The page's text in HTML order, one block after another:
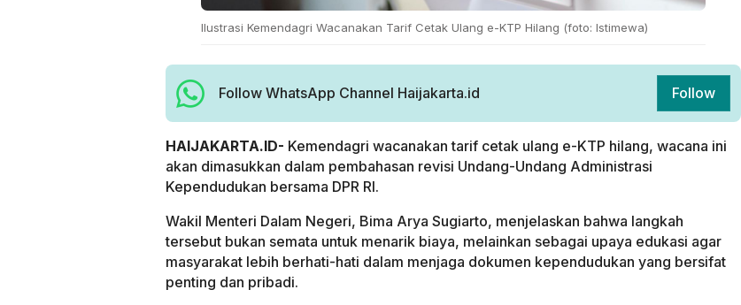
Ilustrasi Kemendagri Wacanakan Tarif Cetak Ulang e-KTP Hilang (foto: Istimewa)
Follow WhatsApp Channel Haijakarta.id Follow
HAIJAKARTA.ID- Kemendagri wacanakan tarif cetak ulang e-KTP hilang, wacana ini
akan dimasukkan dalam pembahasan revisi Undang-Undang Administrasi
Kependudukan bersama DPR RI.
Wakil Menteri Dalam Negeri, Bima Arya Sugiarto, menjelaskan bahwa langkah
tersebut bukan semata untuk menarik biaya, melainkan sebagai upaya edukasi agar
masyarakat lebih berhati-hati dalam menjaga dokumen kependudukan yang bersifat
penting dan pribadi.